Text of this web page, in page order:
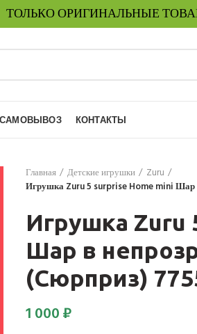
ТОЛЬКО ОРИГИНАЛЬНЫЕ
САМОВЫВОЗ КОНТАКТЫ
Главная Детские игрушки
Zuru
Игрушка Zuru 5 surprise Home mini Шар
Игрушка Zuru
Шар в
(Сюрприз)
1 000₽